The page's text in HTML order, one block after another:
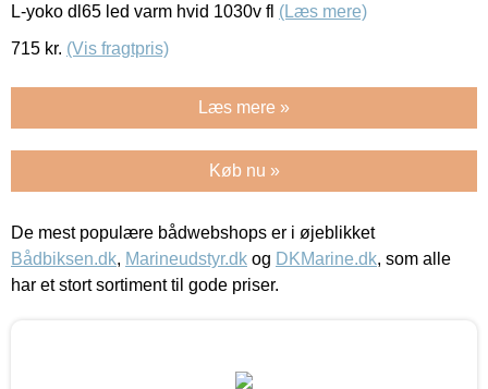
L-yoko dl65 led varm hvid 1030v fl (Læs mere)
715 kr. (Vis fragtpris)
Læs mere »
Køb nu »
De mest populære bådwebshops er i øjeblikket
Bådbiksen.dk, Marineudstyr.dk og DKMarine.dk, som alle
har et stort sortiment til gode priser.